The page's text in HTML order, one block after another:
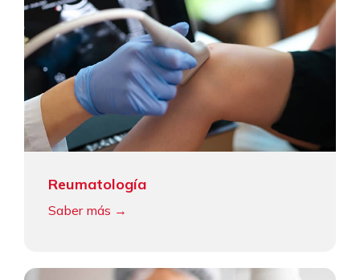
Reumatología
Saber más →